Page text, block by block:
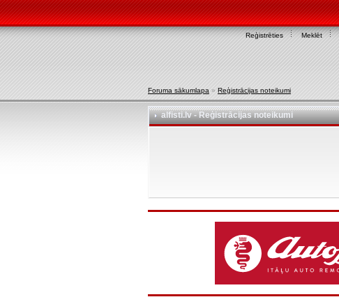
Reģistrēties Meklēt
Foruma sākumlapa » Reģistrācijas noteikumi
alfisti.lv - Reģistrācijas noteikumi